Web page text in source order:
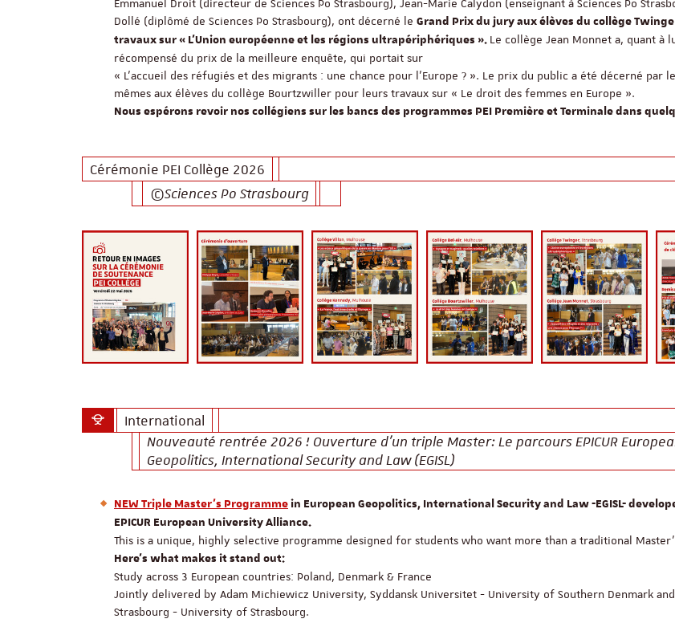
Emmanuel Droit (directeur de Sciences Po Strasbourg), Jean-Marie Calydon (enseignant à Sciences Po
Dollé (diplômé de Sciences Po Strasbourg), ont décerné le Grand Prix du jury aux élèves du collège
travaux sur « L’Union européenne et les régions ultrapériphériques ». Le collège Jean Monnet a, quant à
récompensé du prix de la meilleure enquête, qui portait sur
« L’accueil des réfugiés et des migrants : une chance pour l’Europe ? ». Le prix du public a été décerné par
mêmes aux élèves du collège Bourtzwiller pour leurs travaux sur « Le droit des femmes en Europe ».
Nous espérons revoir nos collégiens sur les bancs des programmes PEI Première et Terminale dans
Cérémonie PEI Collège 2026
©Sciences Po Strasbourg
International
Nouveauté rentrée 2026 ! Ouverture d'un triple Master: Le parcours EPICUR
Geopolitics, International Security and Law (EGISL)
NEW Triple Master's Programmein European Geopolitics, International Security and Law -EGISL-
EPICUR European University Alliance.
This is a unique, highly selective programme designed for students who want more than a traditional
Here's what makes it stand out:
Study across 3 European countries: Poland, Denmark & France
Jointly delivered by Adam Michiewicz University, Syddansk Universitet - University of Southern Denmark and
Strasbourg - University of Strasbourg.